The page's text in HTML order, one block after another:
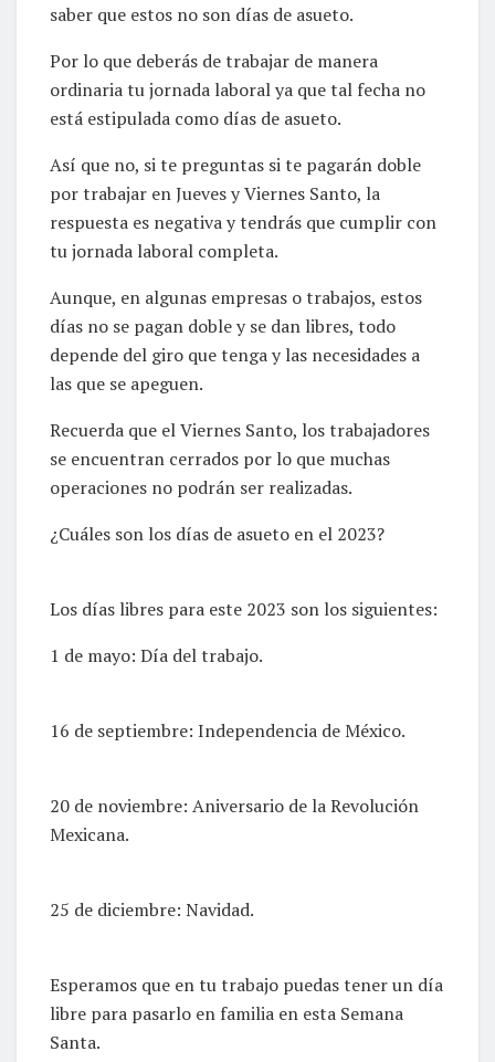
saber que estos no son días de asueto.
Por lo que deberás de trabajar de manera
ordinaria tu jornada laboral ya que tal fecha no
está estipulada como días de asueto.
Así que no, si te preguntas si te pagarán doble
por trabajar en Jueves y Viernes Santo, la
respuesta es negativa y tendrás que cumplir con
tu jornada laboral completa.
Aunque, en algunas empresas o trabajos, estos
días no se pagan doble y se dan libres, todo
depende del giro que tenga y las necesidades a
las que se apeguen.
Recuerda que el Viernes Santo, los trabajadores
se encuentran cerrados por lo que muchas
operaciones no podrán ser realizadas.
¿Cuáles son los días de asueto en el 2023?
Los días libres para este 2023 son los siguientes:
1 de mayo: Día del trabajo.
16 de septiembre: Independencia de México.
20 de noviembre: Aniversario de la Revolución
Mexicana.
25 de diciembre: Navidad.
Esperamos que en tu trabajo puedas tener un día
libre para pasarlo en familia en esta Semana
Santa.